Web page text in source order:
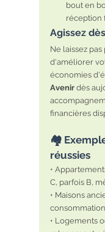
bout en
réception
Agissez
Ne laissez
d'améliorer
économies
Avenir dès
financières
🏘️
réussies
•
C, parfois B,
• Maisons
• Logements